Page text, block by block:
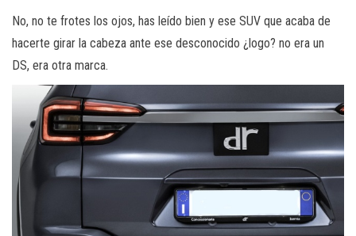
No, no te frotes los ojos, has leído bien y ese SUV que acaba de
hacerte girar la cabeza ante ese desconocido ¿logo? no era un
DS, era otra marca.